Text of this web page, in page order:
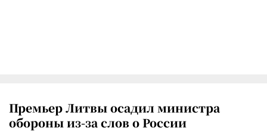
Премьер Литвы осадил министра
обороны из-за слов о России